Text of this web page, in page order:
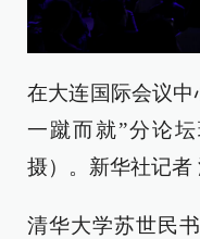
在大连国际会议
一蹴而就”分论
摄）。新华社记者
清华大学苏世民